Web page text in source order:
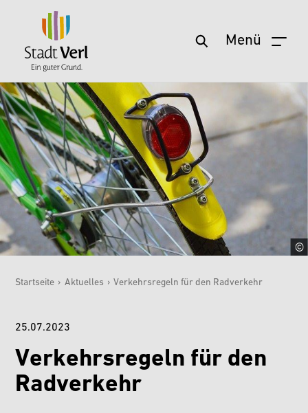
Zum Hauptinhalt springen Menü
Startseite › Aktuelles › Verkehrsregeln für den Radverkehr
25.07.2023
Verkehrsregeln für den
Radverkehr